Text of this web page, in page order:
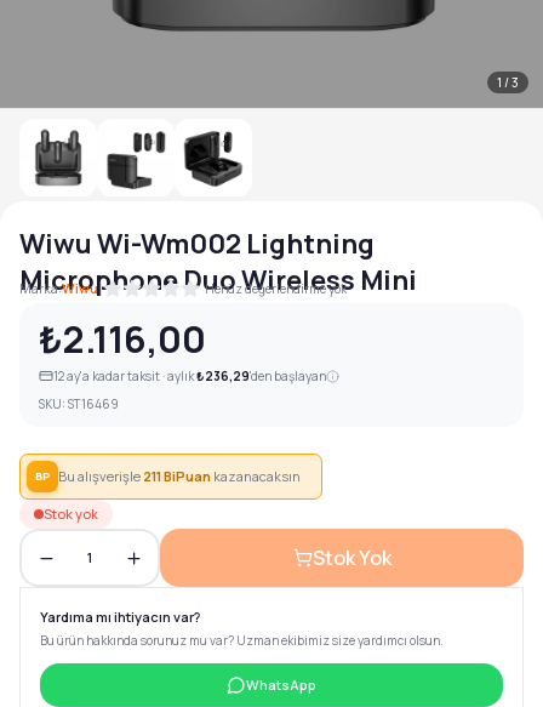
1 /3
Wiwu Wi-Wm002 Lightning
Microphone Duo Wireless Mini
Marka:Wiwu| Henüz değerlendirme yok
₺2.116,00
12ay'a kadar taksit · aylık₺236,29'den başlayan
SKU: ST16469
BP Bu alışverişle 211BiPuan kazanacaksın
Stok yok
1 Stok Yok
Yardıma mı ihtiyacın var?
Bu ürün hakkında sorunuz mu var? Uzman ekibimiz size yardımcı olsun.
WhatsApp